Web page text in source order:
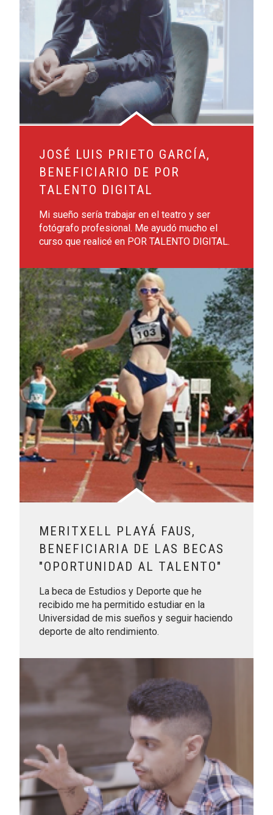
JOSÉ LUIS PRIETO GARCÍA,
BENEFICIARIO DE POR
TALENTO DIGITAL
Mi sueño sería trabajar en el teatro y ser
fotógrafo profesional. Me ayudó mucho el
curso que realicé en POR TALENTO DIGITAL.
MERITXELL PLAYÁ FAUS,
BENEFICIARIA DE LAS BECAS
"OPORTUNIDAD AL TALENTO"
La beca de Estudios y Deporte que he
recibido me ha permitido estudiar en la
Universidad de mis sueños y seguir haciendo
deporte de alto rendimiento.
Leer más sobre Meritxell Playá Faus, beneficiaria de las
Leer más sobre Moisés López Cháves, beneficiario de